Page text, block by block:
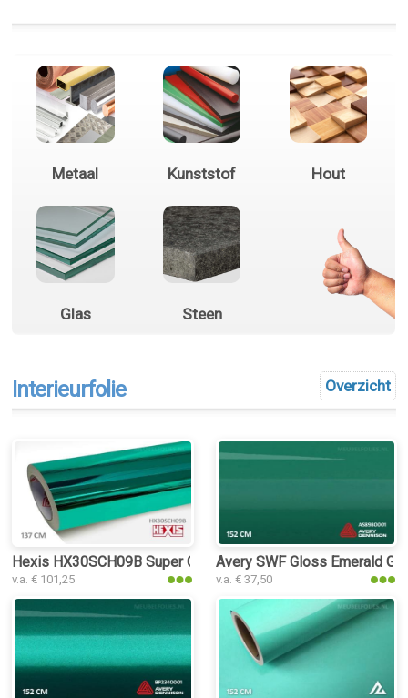
Metaal Kunststof Hout
Glas Steen
Overzicht
Interieurfolie
Hexis HX30SCH09B Super Chrome Turquoise Gloss
v.a. € 101,25
Avery SWF Gloss Emerald
v.a. € 37,50